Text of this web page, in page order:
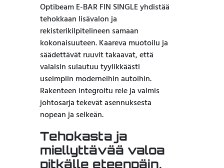
Optibeam E-BAR FIN SINGLE yhdistää
tehokkaan lisävalon ja
rekisterikilpitelineen samaan
kokonaisuuteen. Kaareva muotoilu ja
säädettävät ruuvit takaavat, että
valaisin sulautuu tyylikkäästi
useimpiin moderneihin autoihin.
Rakenteen integroitu rele ja valmis
johtosarja tekevät asennuksesta
nopean ja selkeän.
Tehokasta ja
miellyttävää valoa
pitkälle eteenpäin.